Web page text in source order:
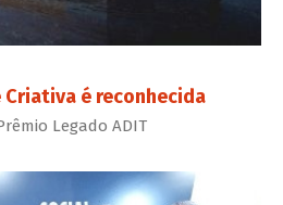
Criativa é reconhecida
Legado ADIT